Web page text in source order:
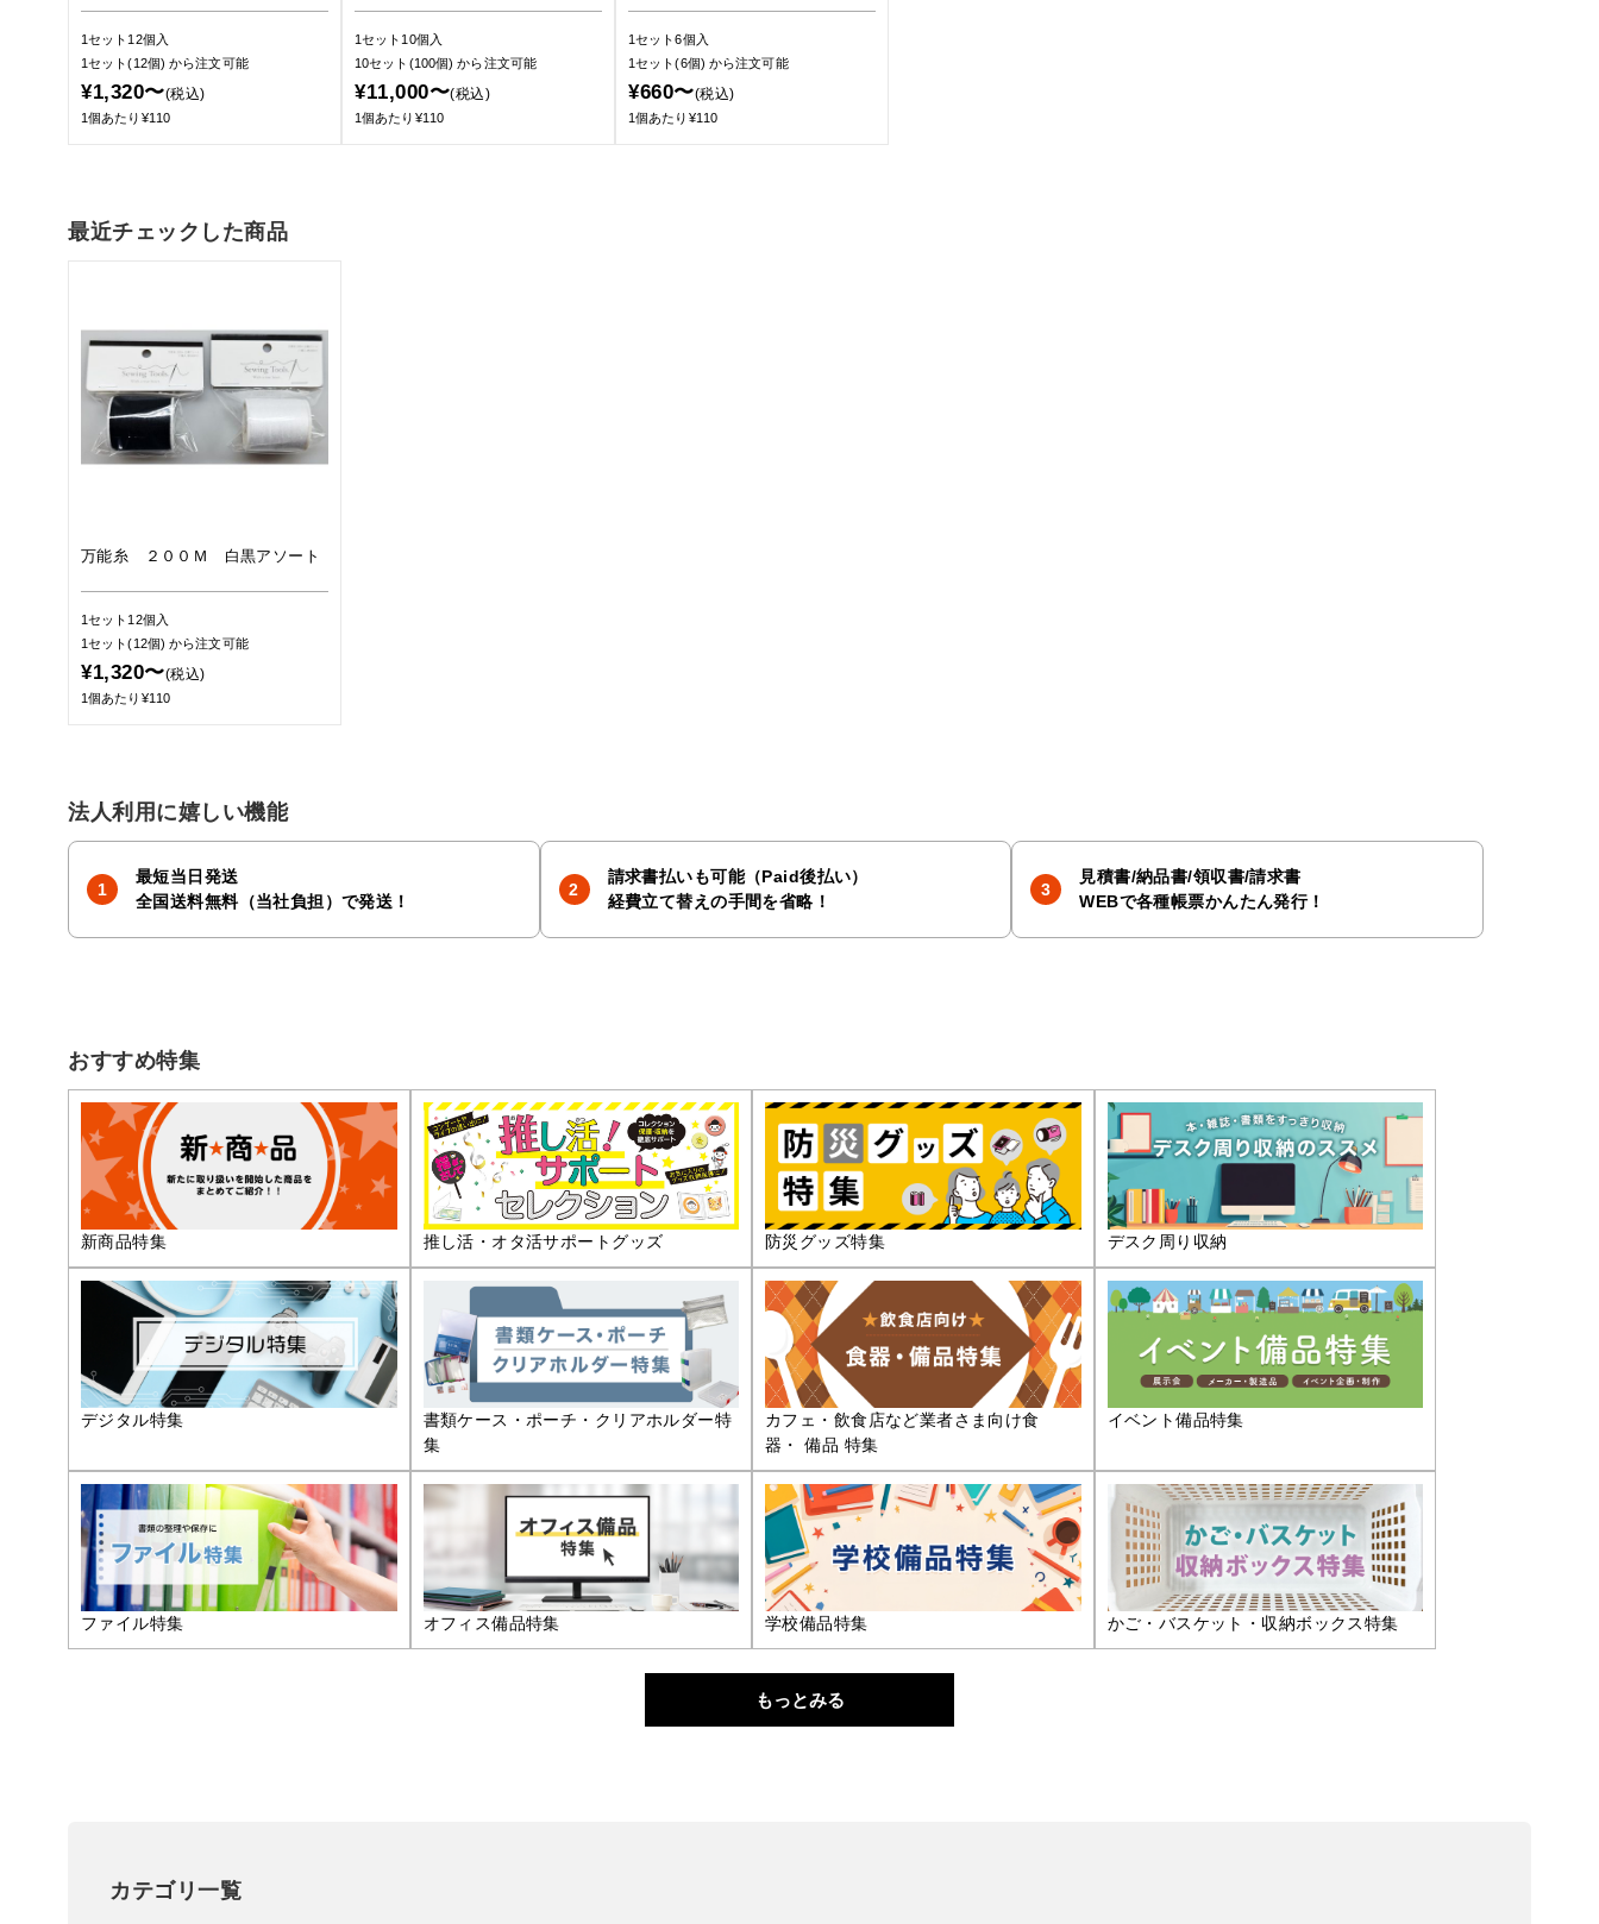
1セット12個入
1セット(12個)から注文可能
¥1,320〜(税込)
1個あたり¥110
1セット10個入
10セット(100個)から注文可能
¥11,000〜(税込)
1個あたり¥110
1セット6個入
1セット(6個) から注文可能
¥660〜(税込)
1個あたり¥110
最近チェックした商品
万能糸 ２００Ｍ 白黒アソート
1セット12個入
1セット(12個)から注文可能
¥1,320〜(税込)
1個あたり¥110
法人利用に嬉しい機能
最短当日発送
全国送料無料（当社負担）で発送！
請求書払いも可能（Paid後払い）
経費立て替えの手間を省略！
見積書/納品書/領収書/請求書
WEBで各種帳票かんたん発行！
おすすめ特集
新商品特集 推し活・オタ活サポートグッズ 防災グッズ特集 デスク周り収納
デジタル特集
書類ケース・ポーチ・クリアホルダー特
集
カフェ・飲食店など業者さま向け食
器・ 備品 特集
イベント備品特集
ファイル特集 オフィス備品特集 学校備品特集 かご・バスケット・収納ボックス特集
もっとみる
カテゴリ一覧